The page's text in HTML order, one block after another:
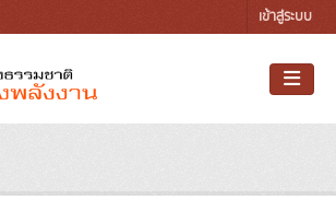
เข้าสู่ระบบ